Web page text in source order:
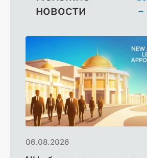
новости
→
06.08.2026